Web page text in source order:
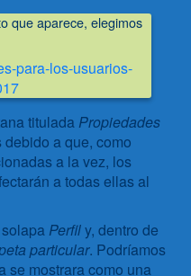
que aparece, elegimos
titulada Propiedades
debido a que, como
a la vez, los
a todas ellas al
Perfily, dentro de
particular. Podríamos
se mostrara como una